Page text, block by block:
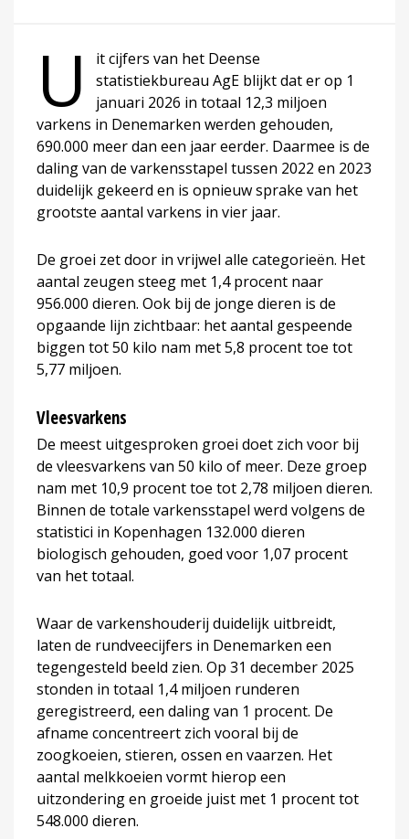
U
it cijfers van het Deense
statistiekbureau AgE blijkt dat er op 1
januari 2026 in totaal 12,3 miljoen
varkens in Denemarken werden gehouden,
690.000 meer dan een jaar eerder. Daarmee is de
daling van de varkensstapel tussen 2022 en 2023
duidelijk gekeerd en is opnieuw sprake van het
grootste aantal varkens in vier jaar.
De groei zet door in vrijwel alle categorieën. Het
aantal zeugen steeg met 1,4 procent naar
956.000 dieren. Ook bij de jonge dieren is de
opgaande lijn zichtbaar: het aantal gespeende
biggen tot 50 kilo nam met 5,8 procent toe tot
5,77 miljoen.
Vleesvarkens
De meest uitgesproken groei doet zich voor bij
de vleesvarkens van 50 kilo of meer. Deze groep
nam met 10,9 procent toe tot 2,78 miljoen dieren.
Binnen de totale varkensstapel werd volgens de
statistici in Kopenhagen 132.000 dieren
biologisch gehouden, goed voor 1,07 procent
van het totaal.
Waar de varkenshouderij duidelijk uitbreidt,
laten de rundveecijfers in Denemarken een
tegengesteld beeld zien. Op 31 december 2025
stonden in totaal 1,4 miljoen runderen
geregistreerd, een daling van 1 procent. De
afname concentreert zich vooral bij de
zoogkoeien, stieren, ossen en vaarzen. Het
aantal melkkoeien vormt hierop een
uitzondering en groeide juist met 1 procent tot
548.000 dieren.